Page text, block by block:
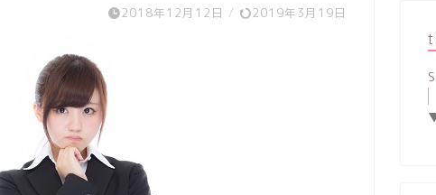
2018年12月12日 / 2019年3月19日